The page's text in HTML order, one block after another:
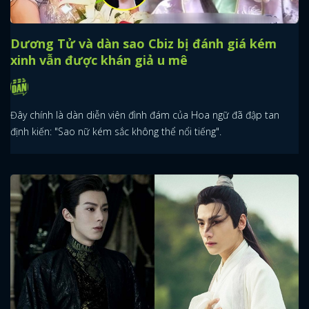
Dương Tử và dàn sao Cbiz bị đánh giá kém
xinh vẫn được khán giả u mê
Đây chính là dàn diễn viên đình đám của Hoa ngữ đã đập tan
định kiến: "Sao nữ kém sắc không thể nổi tiếng".